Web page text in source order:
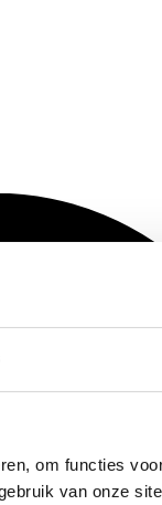
om functies
van onze